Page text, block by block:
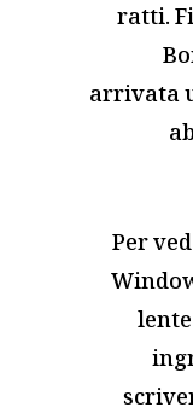
ratti.
arrivata
Per